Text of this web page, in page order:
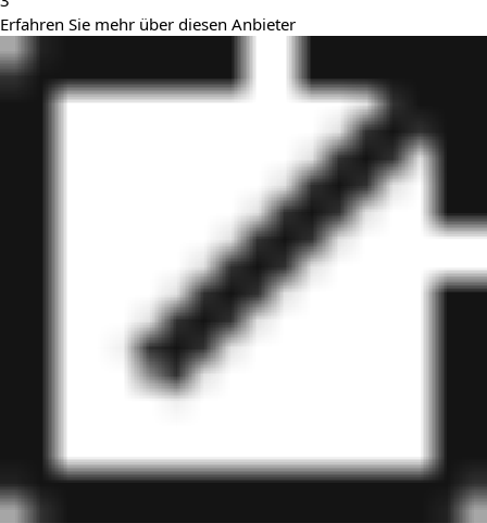
Erfahren Sie mehr über diesen Anbieter